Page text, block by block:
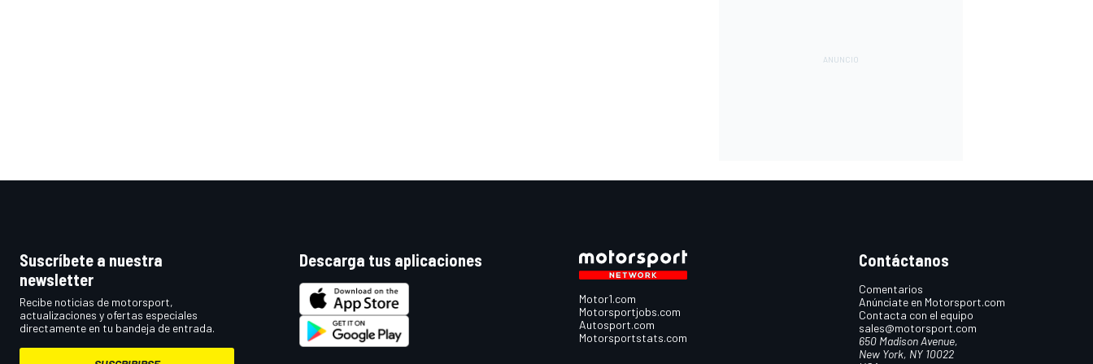
Suscríbete a nuestra
newsletter
Recibe noticias de motorsport,
actualizaciones y ofertas especiales
directamente en tu bandeja de entrada.
Descarga tus aplicaciones
Motor1.com
Motorsportjobs.com
Autosport.com
Motorsportstats.com
Contáctanos
Comentarios
Anúnciate en Motorsport.com
Contacta con el equipo
sales@motorsport.com
650 Madison Avenue,
New York, NY 10022